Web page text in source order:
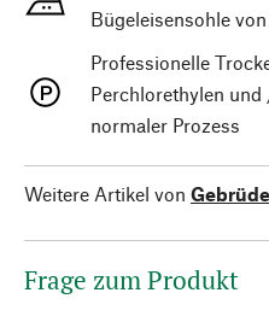
Bügeleisensohle von
Professionelle
Perchlorethylen
normaler Prozess
Weitere Artikel von
Frage zum Produkt